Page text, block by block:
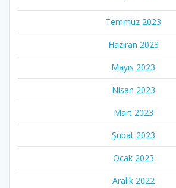
Temmuz 2023
Haziran 2023
Mayıs 2023
Nisan 2023
Mart 2023
Şubat 2023
Ocak 2023
Aralık 2022